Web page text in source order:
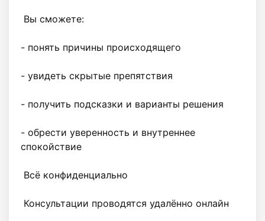
- понять причины происходящего
- увидеть скрытые препятствия
- получить подсказки и варианты решения
- обрести уверенность и внутреннее
спокойствие